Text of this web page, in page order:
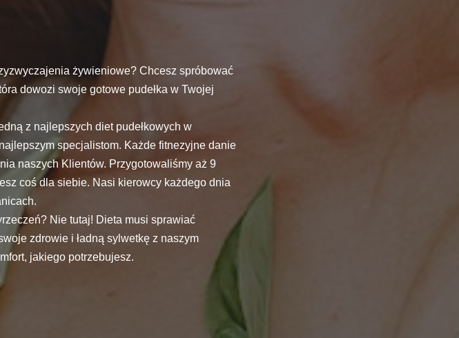
żywieniowe? Chcesz spróbować
dowozi swoje gotowe pudełka w Twojej
z najlepszych diet pudełkowych w
specjalistom. Każde fitnezyjne danie
naszych Klientów. Przygotowaliśmy aż 9
coś dla siebie. Nasi kierowcy każdego dnia
Nie tutaj! Dieta musi sprawiać
zdrowie i ładną sylwetkę z naszym
jakiego potrzebujesz.